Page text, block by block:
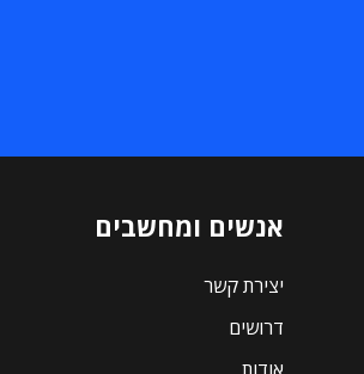
אנשים ומחשבים
יצירת קשר
דרושים